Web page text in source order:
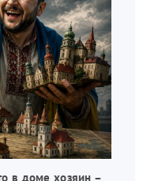
в доме хозяин –